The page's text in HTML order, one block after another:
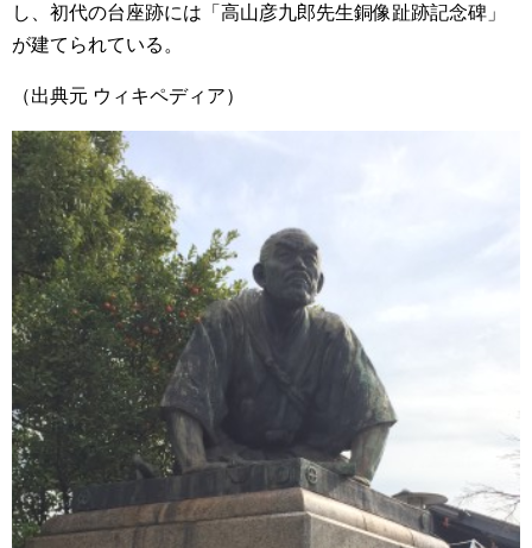
し、初代の台座跡には「高山彦九郎先生銅像趾跡記念碑」
が建てられている。
（出典元 ウィキペディア）